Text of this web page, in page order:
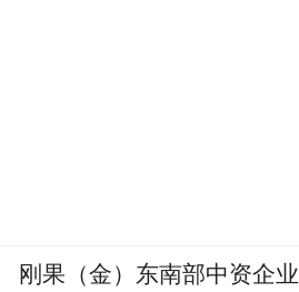
刚果（金）东南部中资企业